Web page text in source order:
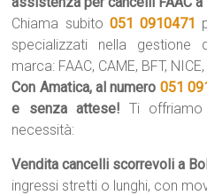
Chiama subito 051 0910471
specializzati nella gestione
marca: FAAC, CAME, BFT,
Con Amatica, al numero 051
e senza attese! Ti
necessità:
Vendita cancelli scorrevoli a
ingressi stretti o lunghi, con